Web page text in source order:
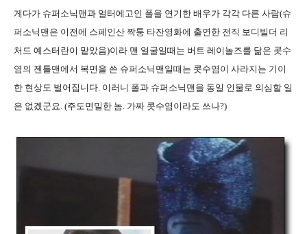
게다가 슈퍼소닉맨과 얼터에고인 폴을 연기한 배우가 각각 다른 사람(슈
퍼소닉맨은 이전에 스페인산 짝퉁 타잔영화에 출연한 전직 보디빌더 리
처드 예스터란이 맡았음)이라 맨 얼굴일때는 버트 레이놀즈를 닮은 콧수
염의 젠틀맨에서 복면을 쓴 슈퍼소닉맨일때는 콧수염이 사라지는 기이
한 현상도 벌어집니다. 이러니 폴과 슈퍼소닉맨을 동일 인물로 의심할 일
은 없겠군요. (주도면밀한 놈. 가짜 콧수염이라도 쓰나?)